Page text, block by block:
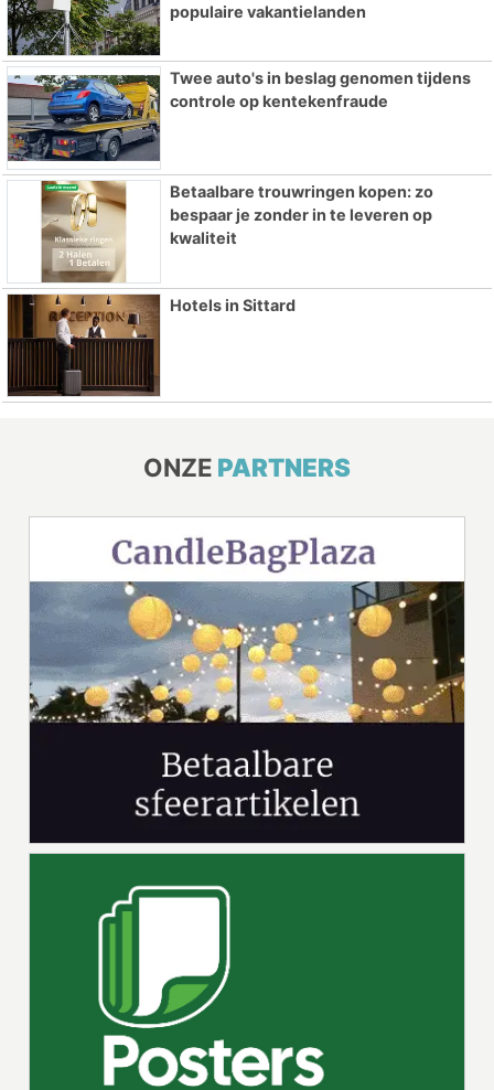
populaire vakantielanden
Twee auto's in beslag genomen tijdens
controle op kentekenfraude
Betaalbare trouwringen kopen: zo
bespaar je zonder in te leveren op
kwaliteit
Hotels in Sittard
ONZE PARTNERS